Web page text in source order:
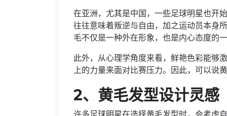
在亚洲，尤其是中国，一些足球明星也开
往往意味着叛逆与自由，加之运动员本身
毛不仅是一种外在形象，也是内心态度的
此外，从心理学角度来看，鲜艳色彩能够
上的力量来面对比赛压力。因此，可以说
2、黄毛发型设计灵感